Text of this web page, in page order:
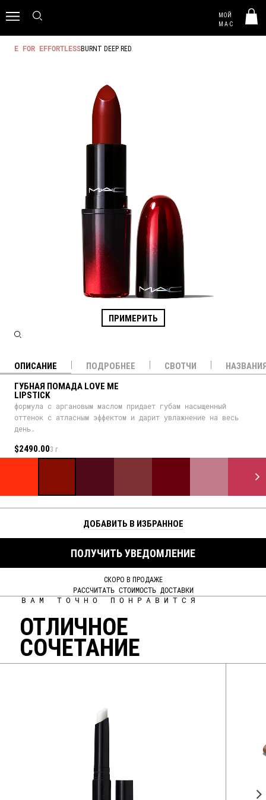
МОЙ
M·A·C
E FOR EFFORTLESSBURNT DEEP RED
ПРИМЕРИТЬ
ОПИСАНИЕ ПОДРОБНЕЕ СВОТЧИ
ГУБНАЯ ПОМАДА LOVE ME
LIPSTICK
формула с аргановым маслом придает губам насыщенный
оттенок с атласным эффектом и дарит увлажнение на весь
день.
$2490.003 г
ДОБАВИТЬ В ИЗБРАННОЕ
ПОЛУЧИТЬ УВЕДОМЛЕНИЕ
СКОРО В ПРОДАЖЕ
РАССЧИТАТЬ СТОИМОСТЬ ДОСТАВКИ
ВАМ ТОЧНО ПОНРАВИТСЯ
ОТЛИЧНОЕ
СОЧЕТАНИЕ